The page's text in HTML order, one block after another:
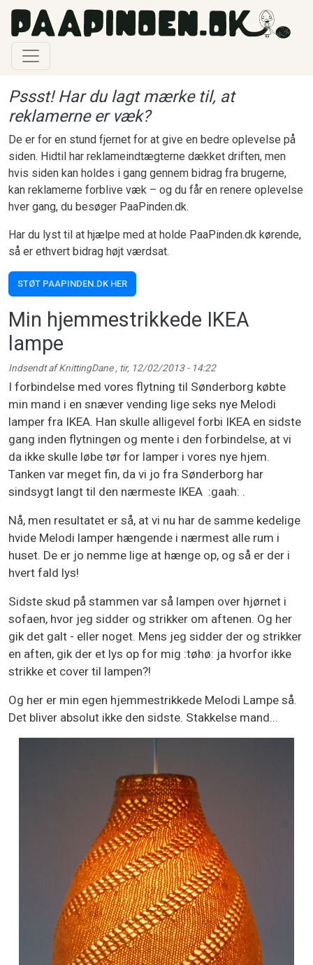
Gå til hovedindhold
Pssst! Har du lagt mærke til, at
reklamerne er væk?
De er for en stund fjernet for at give en bedre oplevelse på
siden. Hidtil har reklameindtægterne dækket driften, men
hvis siden kan holdes i gang gennem bidrag fra brugerne,
kan reklamerne forblive væk – og du får en renere oplevelse
hver gang, du besøger PaaPinden.dk.
Har du lyst til at hjælpe med at holde PaaPinden.dk kørende,
så er ethvert bidrag højt værdsat.
STØT PAAPINDEN.DK HER
Min hjemmestrikkede IKEA
lampe
Indsendt afKnittingDane , tir, 12/02/2013 - 14:22
I forbindelse med vores flytning til Sønderborg købte
min mand i en snæver vending lige seks nye Melodi
lamper fra IKEA. Han skulle alligevel forbi IKEA en sidste
gang inden flytningen og mente i den forbindelse, at vi
da ikke skulle løbe tør for lamper i vores nye hjem.
Tanken var meget fin, da vi jo fra Sønderborg har
sindsygt langt til den nærmeste IKEA :gaah: .
Nå, men resultatet er så, at vi nu har de samme kedelige
hvide Melodi lamper hængende i nærmest alle rum i
huset. De er jo nemme lige at hænge op, og så er der i
hvert fald lys!
Sidste skud på stammen var så lampen over hjørnet i
sofaen, hvor jeg sidder og strikker om aftenen. Og her
gik det galt - eller noget. Mens jeg sidder der og strikker
en aften, gik der et lys op for mig :tøhø: ja hvorfor ikke
strikke et cover til lampen?!
Og her er min egen hjemmestrikkede Melodi Lampe så.
Det bliver absolut ikke den sidste. Stakkelse mand...